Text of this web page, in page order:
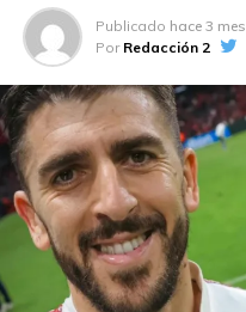
Publicado hace 3
Por Redacción 2